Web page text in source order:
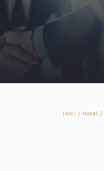
Inici / Hotel /